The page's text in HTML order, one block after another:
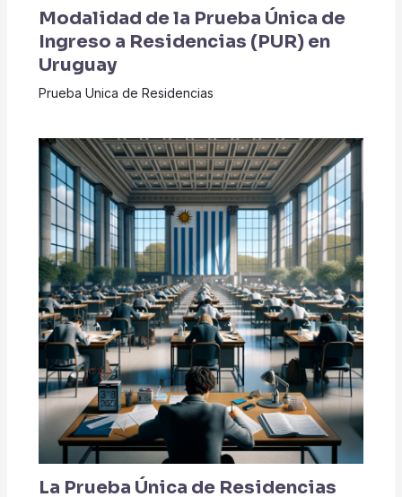
Modalidad de la Prueba Única de
Ingreso a Residencias (PUR) en
Uruguay
Prueba Unica de Residencias
La Prueba Única de Residencias